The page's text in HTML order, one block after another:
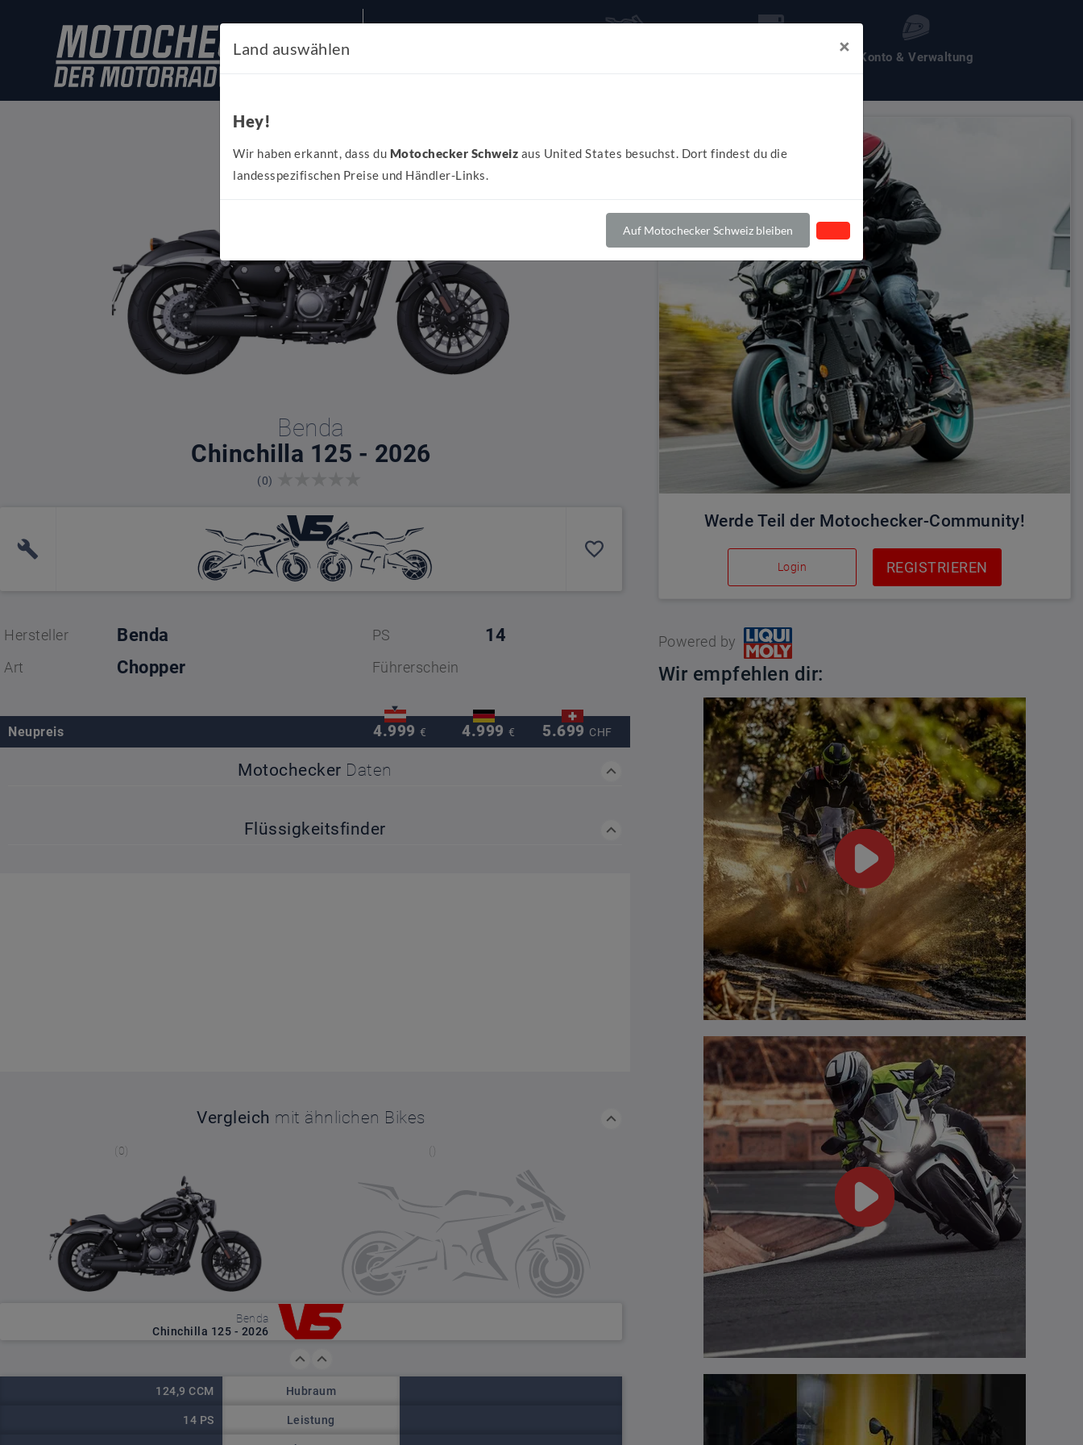
Konto & Verwaltung
Benda
Chinchilla 125 - 2026
(0)
Hersteller Benda PS 14
Art Chopper Führerschein
Neupreis 4.999€ 4.999€ 5.699 CHF
Motochecker Daten
Flüssigkeitsfinder
Vergleich mit ähnlichen Bikes
(0)
Benda
Chinchilla 125 - 2026
124,9 CCM Hubraum
14 PS Leistung
Werde Teil der Motochecker-Community!
Login REGISTRIEREN
Powered by
Wir empfehlen dir:
Land auswählen ×
Hey!
Wir haben erkannt, dass du Motochecker Schweiz aus United States besuchst. Dort findest du die
landesspezifischen Preise und Händler-Links.
Auf Motochecker Schweiz bleiben